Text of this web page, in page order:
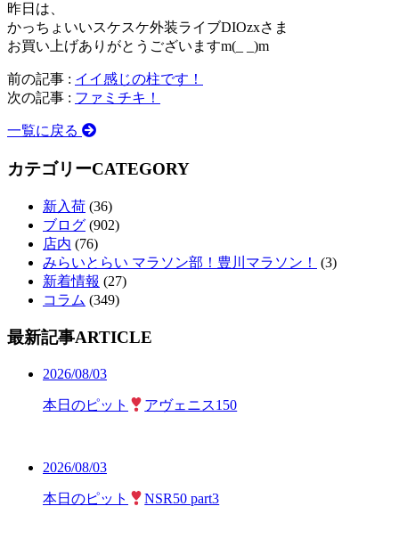
昨日は、
かっちょいいスケスケ外装ライブDIOzxさま
お買い上げありがとうございますm(_ _)m
前の記事 : イイ感じの柱です！
次の記事 : ファミチキ！
一覧に戻る
カテゴリーCATEGORY
新入荷 (36)
ブログ (902)
店内 (76)
みらいとらい マラソン部！豊川マラソン！
(3)
新着情報 (27)
コラム (349)
最新記事ARTICLE
2026/08/03
本日のピット アヴェニス150
2026/08/03
本日のピット NSR50 part3